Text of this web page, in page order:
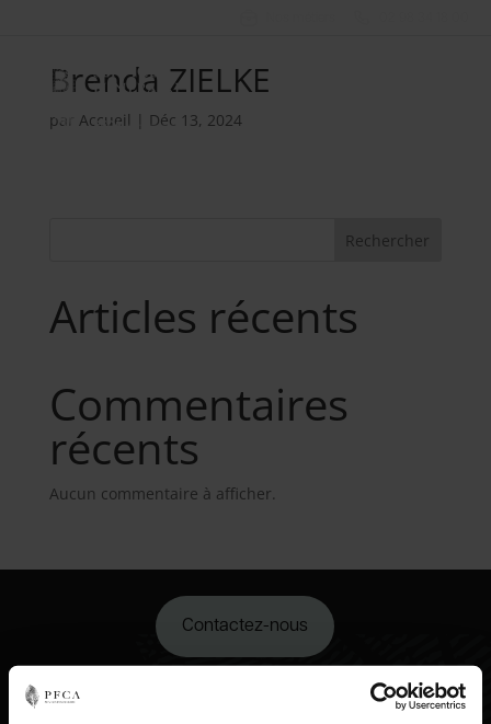
Brenda ZIELKE
par Accueil | Déc 13, 2024
Rechercher
Articles récents
Commentaires
récents
Aucun commentaire à afficher.
Contactez-nous